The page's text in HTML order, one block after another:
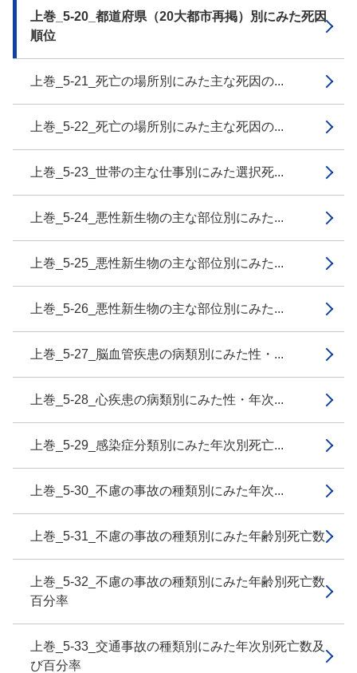
上巻_5-20_都道府県（20大都市再掲）別にみた死因
順位
上巻_5-21_死亡の場所別にみた主な死因の...
上巻_5-22_死亡の場所別にみた主な死因の...
上巻_5-23_世帯の主な仕事別にみた選択死...
上巻_5-24_悪性新生物の主な部位別にみた...
上巻_5-25_悪性新生物の主な部位別にみた...
上巻_5-26_悪性新生物の主な部位別にみた...
上巻_5-27_脳血管疾患の病類別にみた性・...
上巻_5-28_心疾患の病類別にみた性・年次...
上巻_5-29_感染症分類別にみた年次別死亡...
上巻_5-30_不慮の事故の種類別にみた年次...
上巻_5-31_不慮の事故の種類別にみた年齢別死亡数
上巻_5-32_不慮の事故の種類別にみた年齢別死亡数
百分率
上巻_5-33_交通事故の種類別にみた年次別死亡数及
び百分率